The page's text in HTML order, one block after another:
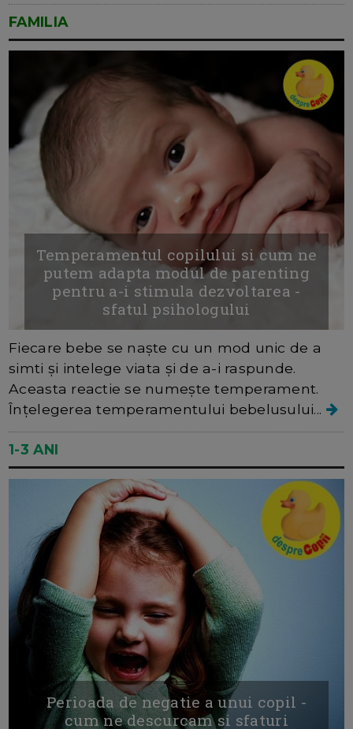
FAMILIA
Temperamentul copilului si cum ne
putem adapta modul de parenting
pentru a-i stimula dezvoltarea -
sfatul psihologului
Fiecare bebe se naște cu un mod unic de a
simti și intelege viata și de a-i raspunde.
Aceasta reactie se numește temperament.
Înțelegerea temperamentului bebelusului...
1-3 ANI
Perioada de negatie a unui copil -
cum ne descurcam si sfaturi